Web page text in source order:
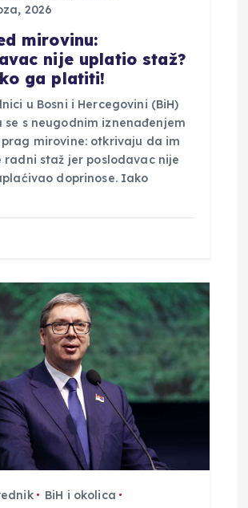
2026
mirovinu:
nije uplatio staž?
ga platiti!
u Bosni i Hercegovini (BiH)
se s neugodnim iznenađenjem
mirovine: otkrivaju da im
radni staž jer poslodavac nije
doprinose. Iako
BiH i okolica